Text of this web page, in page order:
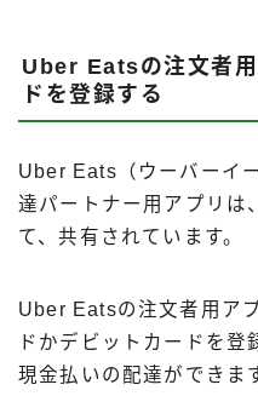
Uber Eatsの注文者
ドを登録する
Uber Eats（ウーバーイ
達パートナー用アプリは
て、共有されています。
Uber Eatsの注文者用ア
ドかデビットカードを登
現金払いの配達ができま